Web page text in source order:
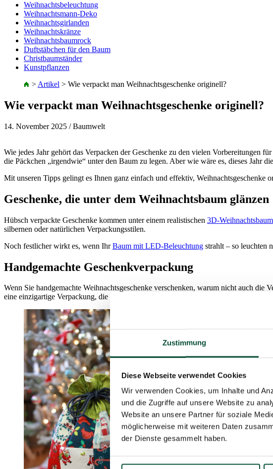
Zustimmung
Diese Webseite verwendet Cookies
Wir verwenden Cookies, um Inhalte und
und die Zugriffe auf unsere Website zu
Website an unsere Partner für soziale
möglicherweise mit weiteren Daten
der Dienste gesammelt haben.
Weihnachtsbeleuchtung
Weihnachtsmann-Deko
Weihnachtsgirlanden
Weihnachtskränze
Weihnachtsbaumrock
Duftstäbchen für den Baum
Christbaumständer
Kunstpflanzen
> Artikel > Wie verpackt man Weihnachtsgeschenke originell?
Wie verpackt man Weihnachtsgeschenke originell?
14. November 2025 / Baumwelt
Wie jedes Jahr gehört das Verpacken der Geschenke zu den vielen Vorbereitungen
die Päckchen „irgendwie“ unter den Baum zu legen. Aber wie wäre es, dieses Jahr
Mit unseren Tipps gelingt es Ihnen ganz einfach und effektiv, Weihnachtsgeschenke
Geschenke, die unter dem Weihnachtsbaum glänzen
Hübsch verpackte Geschenke kommen unter einem realistischen 3D-Weihnachtsbaum
silbernen oder natürlichen Verpackungsstilen.
Noch festlicher wirkt es, wenn IhrBaum mit LED-Beleuchtung strahlt – so leuchten
Handgemachte Geschenkverpackung
Wenn Sie handgemachte Weihnachtsgeschenke verschenken, warum nicht auch
eine einzigartige Verpackung, die garantiert Freude bereitet.